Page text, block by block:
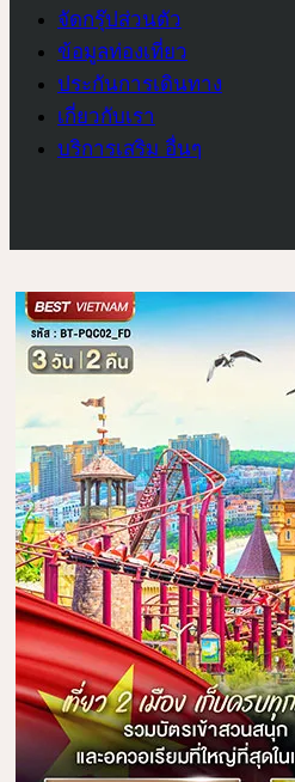
จัดกรุ๊ปส่วนตัว
ข้อมูลท่องเที่ยว
ประกันการเดินทาง
เกี่ยวกับเรา
บริการเสริม อื่นๆ